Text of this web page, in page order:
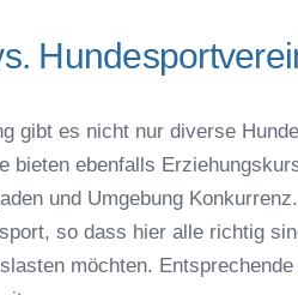
gibt es nicht nur diverse
bieten ebenfalls
und Umgebung
so dass hier alle richtig
möchten.